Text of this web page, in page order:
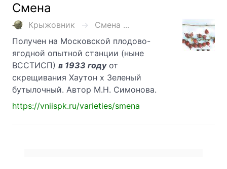
Смена
Крыжовник
Смена ...
Получен на Московской плодово-
ягодной опытной станции (ныне
ВССТИСП) в 1933 годуот
скрещивания Хаутон х Зеленый
бутылочный. Автор М.Н. Симонова.
https://vniispk.ru/varieties/smena